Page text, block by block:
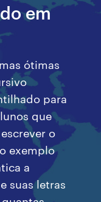
em
ótimas
para
que
o
exemplo
a
suas letras